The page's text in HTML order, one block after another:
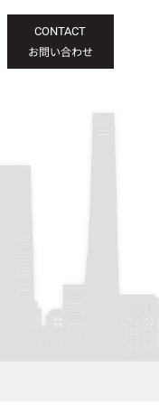
CONTACT
お問い合わせ